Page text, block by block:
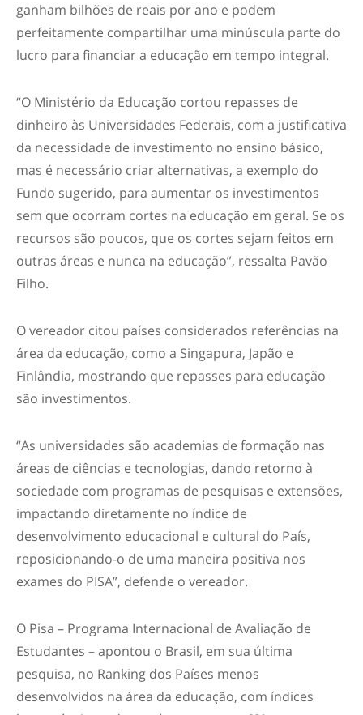
ganham bilhões de reais por ano e podem
perfeitamente compartilhar uma minúscula parte do
lucro para financiar a educação em tempo integral.
“O Ministério da Educação cortou repasses de
dinheiro às Universidades Federais, com a justificativa
da necessidade de investimento no ensino básico,
mas é necessário criar alternativas, a exemplo do
Fundo sugerido, para aumentar os investimentos
sem que ocorram cortes na educação em geral. Se os
recursos são poucos, que os cortes sejam feitos em
outras áreas e nunca na educação”, ressalta Pavão
Filho.
O vereador citou países considerados referências na
área da educação, como a Singapura, Japão e
Finlândia, mostrando que repasses para educação
são investimentos.
“As universidades são academias de formação nas
áreas de ciências e tecnologias, dando retorno à
sociedade com programas de pesquisas e extensões,
impactando diretamente no índice de
desenvolvimento educacional e cultural do País,
reposicionando-o de uma maneira positiva nos
exames do PISA”, defende o vereador.
O Pisa – Programa Internacional de Avaliação de
Estudantes – apontou o Brasil, em sua última
pesquisa, no Ranking dos Países menos
desenvolvidos na área da educação, com índices